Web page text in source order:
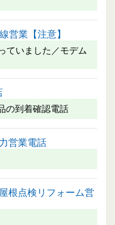
営業【注意】
ていました／モデム
の到着確認電話
営業電話
根点検リフォーム営